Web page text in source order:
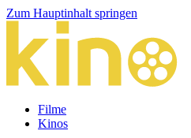
Zum Hauptinhalt springen
Filme
Kinos